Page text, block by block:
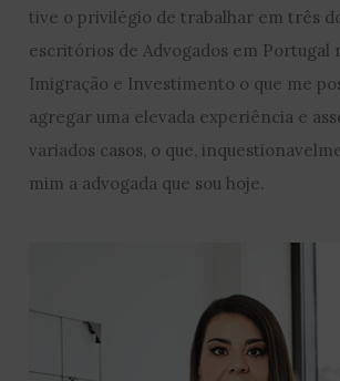
tive o privilégio de trabalhar em três
escritórios de Advogados em Portugal
Imigração e Investimento o que me
agregar uma elevada experiência e
variados casos, o que,
mim a advogada que sou hoje.